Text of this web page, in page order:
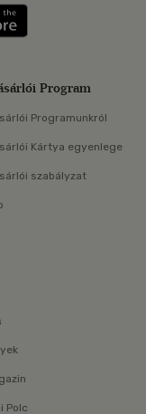
meg: Google
Program
Programunkról
Kártya egyenlege
szabályzat
Polc